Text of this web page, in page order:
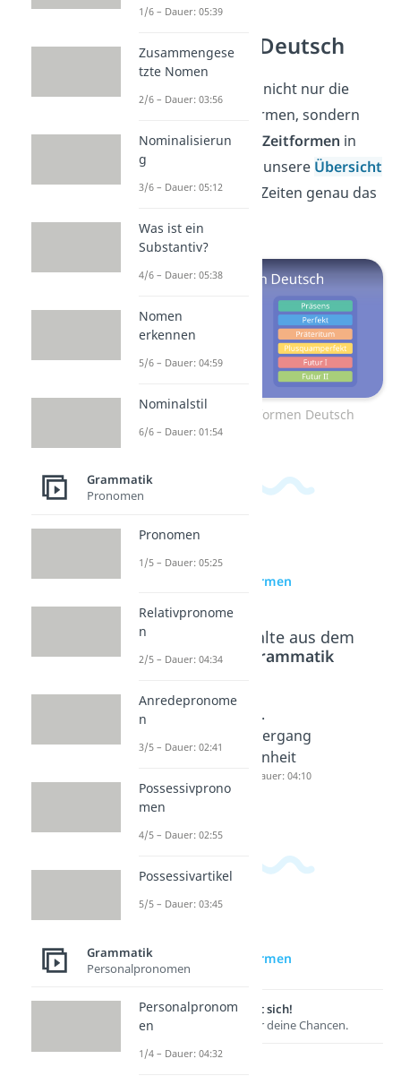
Zeitformen Deutsch
Dich interessieren nicht nur die
Vergangenheitsformen, sondern
auchalle anderen Zeitformen in
Deutsch? Dann ist unsere Übersicht
zu den deutschen Zeiten genau das
Richtige für dich!
Zum Video: Zeitformen Deutsch
zur Videoseite:
Vergangenheitsformen
Beliebte Inhalte aus dem
Bereich
Grammatik
1.
enheit
(Imperf
Dauer: 05:31
2.
Vergang
enheit
Dauer: 04:10
Vergangenheitsformen
Lernen lohnt sich!
Entdecke hier deine Chancen.
1/6 – Dauer: 05:39
Zusammengese
tzte Nomen
2/6 – Dauer: 03:56
Nominalisierun
g
3/6 – Dauer: 05:12
Was ist ein
Substantiv?
4/6 – Dauer: 05:38
Nomen
erkennen
5/6 – Dauer: 04:59
Nominalstil
6/6 – Dauer: 01:54
Grammatik
Pronomen
Pronomen
1/5 – Dauer: 05:25
Relativpronome
n
2/5 – Dauer: 04:34
Anredepronome
n
3/5 – Dauer: 02:41
Possessivprono
men
4/5 – Dauer: 02:55
Possessivartikel
5/5 – Dauer: 03:45
Grammatik
Personalpronomen
Personalpronom
en
1/4 – Dauer: 04:32